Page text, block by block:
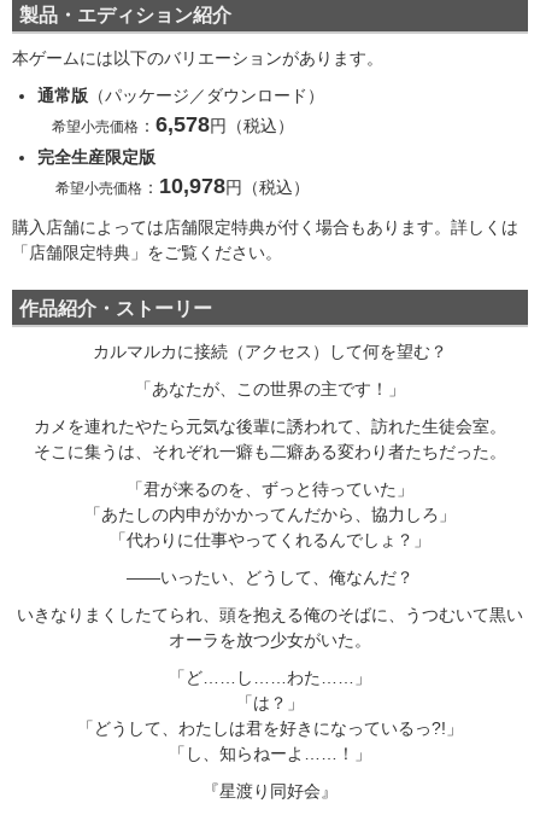
製品・エディション紹介
本ゲームには以下のバリエーションがあります。
通常版 （パッケージ／ダウンロード）
希望小売価格 ： 6,578円（税込）
完全生産限定版
希望小売価格 ： 10,978円（税込）
購入店舗によっては店舗限定特典が付く場合もあります。詳しくは
「店舗限定特典」をご覧ください。
作品紹介・ストーリー
カルマルカに接続（アクセス）して何を望む？
「あなたが、この世界の主です！」
カメを連れたやたら元気な後輩に誘われて、訪れた生徒会室。
そこに集うは、それぞれ一癖も二癖ある変わり者たちだった。
「君が来るのを、ずっと待っていた」
「あたしの内申がかかってんだから、協力しろ」
「代わりに仕事やってくれるんでしょ？」
――いったい、どうして、俺なんだ？
いきなりまくしたてられ、頭を抱える俺のそばに、うつむいて黒い
オーラを放つ少女がいた。
「ど……し……わた……」
「は？」
「どうして、わたしは君を好きになっているっ?!」
「し、知らねーよ……！」
『星渡り同好会』